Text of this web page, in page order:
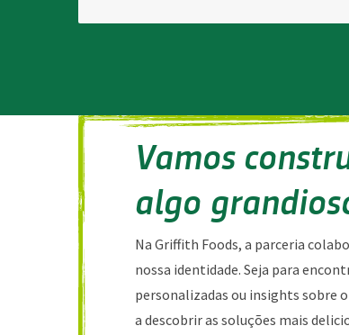
Vamos
algo
Na Griffith Foods, a parceria
nossa identidade. Seja para
personalizadas ou insights sobre
a descobrir as soluções mais